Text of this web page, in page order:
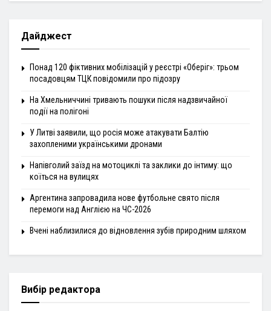
Дайджест
Понад 120 фіктивних мобілізацій у реєстрі «Оберіг»: трьом
посадовцям ТЦК повідомили про підозру
На Хмельниччині тривають пошуки після надзвичайної
події на полігоні
У Литві заявили, що росія може атакувати Балтію
захопленими українськими дронами
Напівголий заїзд на мотоциклі та заклики до інтиму: що
коїться на вулицях
Аргентина запровадила нове футбольне свято після
перемоги над Англією на ЧС-2026
Вчені наблизилися до відновлення зубів природним шляхом
Вибір редактора